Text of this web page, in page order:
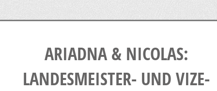
ARIADNA & NICOLAS:
LANDESMEISTER- UND VIZE-